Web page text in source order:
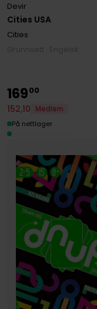
Cities USA
Devir
Cities
16900
152,10
Medlem
På nettlager